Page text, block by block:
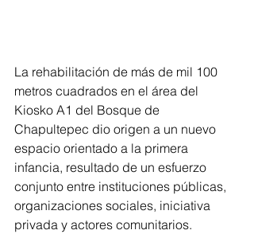
La rehabilitación de más de mil 100
metros cuadrados en el área del
Kiosko A1 del Bosque de
Chapultepec dio origen a un nuevo
espacio orientado a la primera
infancia, resultado de un esfuerzo
conjunto entre instituciones públicas,
organizaciones sociales, iniciativa
privada y actores comunitarios.